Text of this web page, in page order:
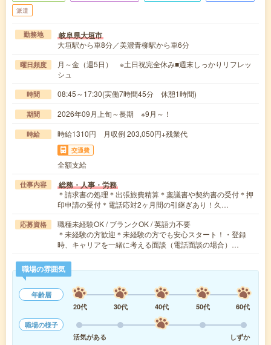
派遣
勤務地 岐阜県大垣市
大垣駅から車8分／美濃青柳駅から車6分
曜日頻度
月～金（週5日） ※土日祝完全休み■週末しっかりリフレッ
シュ
時間 08:45～17:30(実働7時間45分 休憩1時間)
期間 2026年09月上旬～長期 ※9月～！
時給 時給1310円 月収例 203,050円+残業代
交通費
全額支給
仕事内容 総務・人事・労務
＊請求書の処理＊出張旅費精算＊稟議書や契約書の受付＊押
印申請の受付＊電話応対2ヶ月間の引継ぎあり！久…
応募資格
職種未経験OK / ブランクOK / 英語力不要
＊未経験の方歓迎＊未経験の方でも安心スタート！・登録
時、キャリアを一緒に考える面談（電話面談の場合）…
職場の雰囲気
年齢層
20代
30代 40代 50代
60代
職場の様子
活気がある
しずか